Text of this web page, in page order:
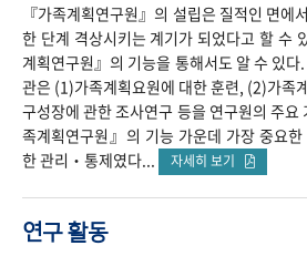
『가족계획연구원』의 설립은 질적인 면에
한 단계 격상시키는 계기가 되었다고 할 수
계획연구원』의 기능을 통해서도 알 수 있
관은 (1)가족계획요원에 대한 훈련, (2)가족
구성장에 관한 조사연구 등을 연구원의 주
족계획연구원』의 기능 가운데 가장 중요
한 관리‧통제였다...
자세히 보기
연구 활동